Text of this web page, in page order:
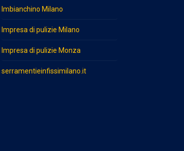
Imbianchino Milano
Impresa di pulizie Milano
Impresa di pulizie Monza
serramentieinfissimilano.it